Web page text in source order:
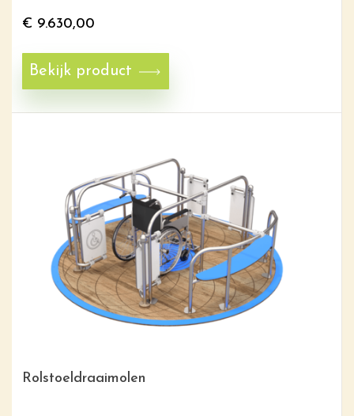
€ 9.630,00
Bekijk product
Rolstoeldraaimolen